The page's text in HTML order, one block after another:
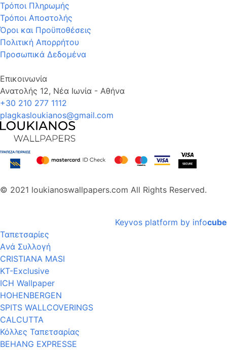
Τρόποι Πληρωμής
Τρόποι Αποστολής
Όροι και Προϋποθέσεις
Πολιτική Απορρήτου
Προσωπικά Δεδομένα
Επικοινωνία
Ανατολής 12, Νέα Ιωνία - Αθήνα
+30 210 277 1112
plagkasloukianos@gmail.com
© 2021 loukianoswallpapers.com All Rights Reserved.
Keyvos platform by infocube
Ταπετσαρίες
Aνά Συλλογή
CRISTIANA MASI
KT-Exclusive
ICH Wallpaper
HOHENBERGEN
SPITS WALLCOVERINGS
CALCUTTA
Κόλλες Ταπετσαρίας
BEHANG EXPRESSE